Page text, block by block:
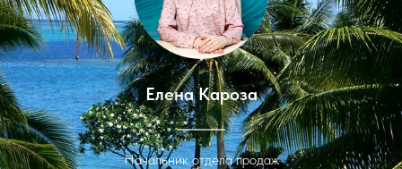
Елена Кароза
Начальник отдела продаж